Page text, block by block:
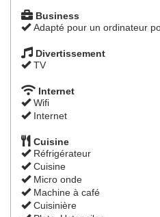
Business
Adapté pour un ordinateur
Divertissement
TV
Internet
Wifi
Internet
Cuisine
Réfrigérateur
Cuisine
Micro onde
Machine à café
Cuisinière